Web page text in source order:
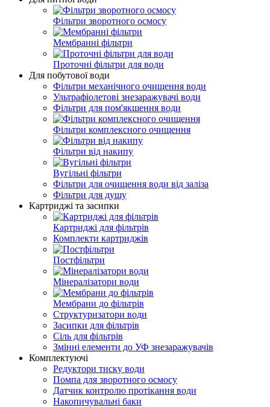
Фільтри зворотного осмосу
Мембранні фільтри
Проточні фільтри для води
Для побутової води
Фільтри механічного очищення води
Ультрафіолетові знезаражувачі води
Фільтри для пом'якшення води
Фільтри комплексного очищення
Фільтри від накипу
Вугільні фільтри
Фільтри для очищення води від заліза
Фільтри для душу
Картриджі та засипки
Картриджі для фільтрів
Комплекти картриджів
Постфільтри
Мінералізатори води
Мембрани до фільтрів
Структуризатори води
Засипки для фільтрів
Сіль для фільтрів
Змінні елементи до УФ знезаражувачів
Комплектуючі
Редуктори тиску води
Помпа для зворотного осмосу
Датчик контролю протікання води
Накопичувальні баки